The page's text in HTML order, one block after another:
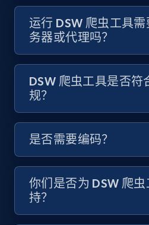
Youtube - Videos posts -
channel URL
URL, Title, Youtuber,
Video length, Likes, Views,
Youtube - Videos posts -
filters
URL, Title, Youtuber,
Video length, Likes, Views,
运行 DSW 爬虫工具
务器或代理吗？
DSW 爬虫工具是否符
规？
是否需要编码？
你们是否为 DSW 爬
持？